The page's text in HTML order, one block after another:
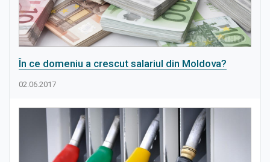
În ce domeniu a crescut salariul din Moldova?
02.06.2017